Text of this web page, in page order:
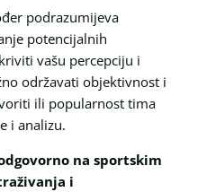
podrazumijeva
potencijalnih
vašu percepciju i
održavati objektivnost i
ili popularnost tima
i analizu.
na sportskim
i